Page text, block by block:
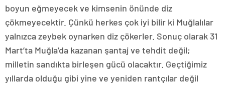
boyun eğmeyecek ve kimsenin önünde diz
çökmeyecektir. Çünkü herkes çok iyi bilir ki Muğlalılar
yalnızca zeybek oynarken diz çökerler. Sonuç olarak 31
Mart’ta Muğla’da kazanan şantaj ve tehdit değil;
milletin sandıkta birleşen gücü olacaktır. Geçtiğimiz
yıllarda olduğu gibi yine ve yeniden rantçılar değil